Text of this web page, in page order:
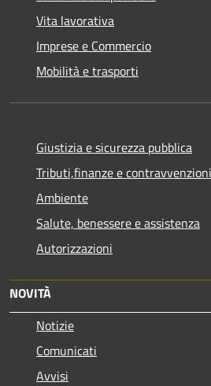
Vita lavorativa
Imprese e Commercio
Mobilità e trasporti
Giustizia e sicurezza pubblica
Tributi,finanze e contravvenzioni
Ambiente
Salute, benessere e assistenza
Autorizzazioni
NOVITÀ
Notizie
Comunicati
Avvisi